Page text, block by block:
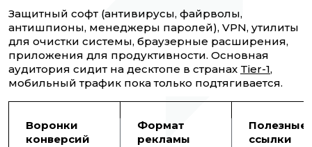
Защитный софт (антивирусы, файрволы,
антишпионы, менеджеры паролей), VPN, утилиты
для очистки системы, браузерные расширения,
приложения для продуктивности. Основная
аудитория сидит на десктопе в странах Tier-1,
мобильный трафик пока только подтягивается.
Воронки
конверсий
Формат
рекламы
Полезные
ссылки